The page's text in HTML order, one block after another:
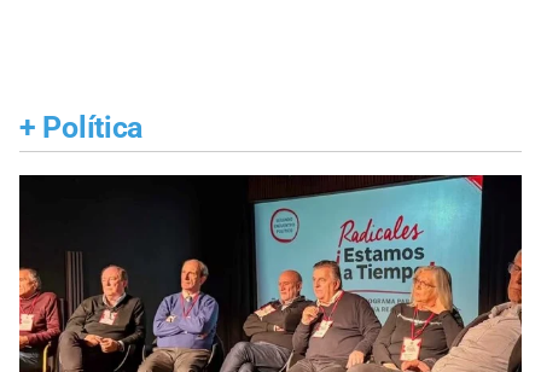
+ Política